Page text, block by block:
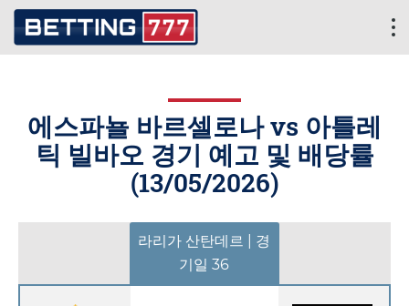
에스파뇰 바르셀로나 vs 아틀레
틱 빌바오 경기 예고 및 배당률
(13/05/2026)
라리가 산탄데르 | 경
기일 36